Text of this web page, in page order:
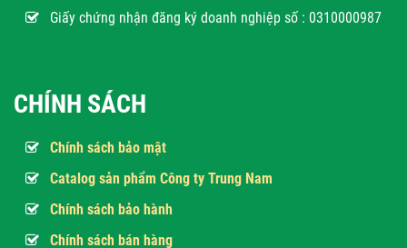
Giấy chứng nhận đăng ký doanh nghiệp số : 0310000987
CHÍNH SÁCH
Chính sách bảo mật
Catalog sản phẩm Công ty Trung Nam
Chính sách bảo hành
Chính sách bán hàng